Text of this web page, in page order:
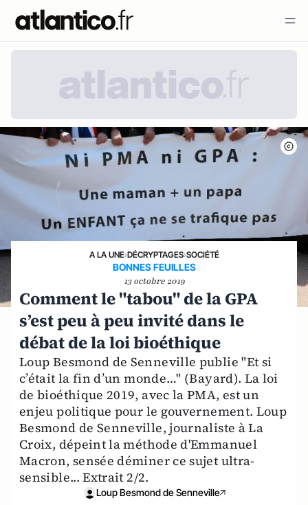
A LA UNE›DÉCRYPTAGES›SOCIÉTÉ
BONNES FEUILLES
13 octobre 2019
Comment le "tabou" de la GPA
s’est peu à peu invité dans le
débat de la loi bioéthique
Loup Besmond de Senneville publie "Et si
c’était la fin d’un monde…" (Bayard). La loi
de bioéthique 2019, avec la PMA, est un
enjeu politique pour le gouvernement. Loup
Besmond de Senneville, journaliste à La
Croix, dépeint la méthode d'Emmanuel
Macron, sensée déminer ce sujet ultra-
sensible... Extrait 2/2.
Loup Besmond de Senneville